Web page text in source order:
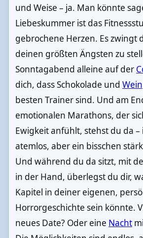
und Weise – ja. Man könnte
Liebeskummer ist das
gebrochene Herzen. Es zwingt
deinen größten Ängsten zu
Sonntagabend alleine auf der
dich, dass Schokolade und Wein
besten Trainer sind. Und am
emotionalen Marathons, der
Ewigkeit anfühlt, stehst du da –
atemlos, aber ein bisschen
Und während du da sitzt, mit
in der Hand, überlegst du dir,
Kapitel in deiner eigenen,
Horrorgeschichte sein könnte.
neues Date? Oder eine Nacht